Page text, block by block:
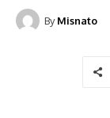
By Misnato